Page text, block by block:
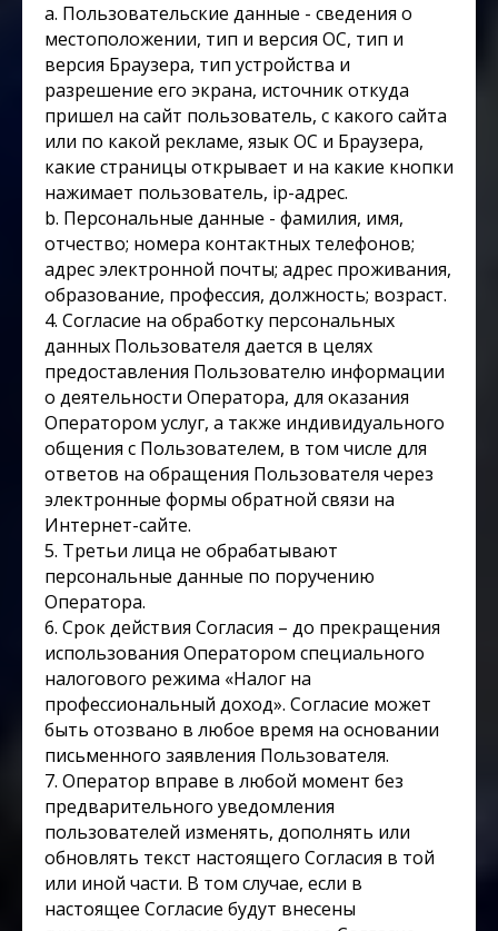
a. Пользовательские данные - сведения о
местоположении, тип и версия ОС, тип и
версия Браузера, тип устройства и
разрешение его экрана, источник откуда
пришел на сайт пользователь, с какого сайта
или по какой рекламе, язык ОС и Браузера,
какие страницы открывает и на какие кнопки
нажимает пользователь, ip-адрес.
b. Персональные данные - фамилия, имя,
отчество; номера контактных телефонов;
адрес электронной почты; адрес проживания,
образование, профессия, должность; возраст.
4. Согласие на обработку персональных
данных Пользователя дается в целях
предоставления Пользователю информации
о деятельности Оператора, для оказания
Оператором услуг, а также индивидуального
общения с Пользователем, в том числе для
ответов на обращения Пользователя через
электронные формы обратной связи на
Интернет-сайте.
5. Третьи лица не обрабатывают
персональные данные по поручению
Оператора.
6. Срок действия Согласия – до прекращения
использования Оператором специального
налогового режима «Налог на
профессиональный доход». Согласие может
быть отозвано в любое время на основании
письменного заявления Пользователя.
7. Оператор вправе в любой момент без
предварительного уведомления
пользователей изменять, дополнять или
обновлять текст настоящего Согласия в той
или иной части. В том случае, если в
настоящее Согласие будут внесены